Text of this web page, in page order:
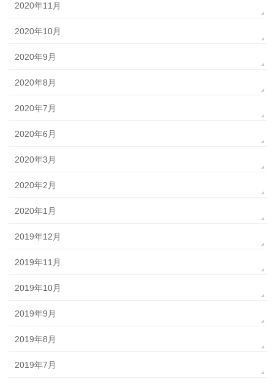
2020年11月
2020年10月
2020年9月
2020年8月
2020年7月
2020年6月
2020年3月
2020年2月
2020年1月
2019年12月
2019年11月
2019年10月
2019年9月
2019年8月
2019年7月